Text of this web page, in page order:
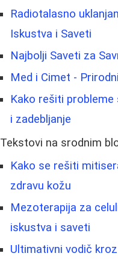
Radiotalasno
Iskustva i Saveti
Najbolji Saveti za
Med i Cimet -
Kako rešiti probleme
i zadebljanje
Tekstovi na srodnim
Kako se rešiti
zdravu kožu
Mezoterapija za
iskustva i saveti
Ultimativni vodič